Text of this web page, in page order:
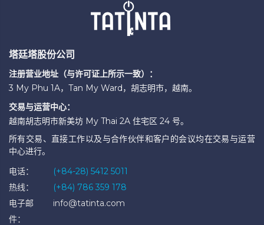
塔廷塔股份公司
注册营业地址（与许可证上所示一致）：
3 My Phu 1A，Tan My Ward，胡志明市，越南。
交易与运营中心：
越南胡志明市新美坊 My Thai 2A 住宅区 24 号。
所有交易、直接工作以及与合作伙伴和客户的会议均在交易与运营
中心进行。
电话：
(+84-28) 5412 5011
热线：
(+84) 786 359 178
电子邮
件：
info@tatinta.com